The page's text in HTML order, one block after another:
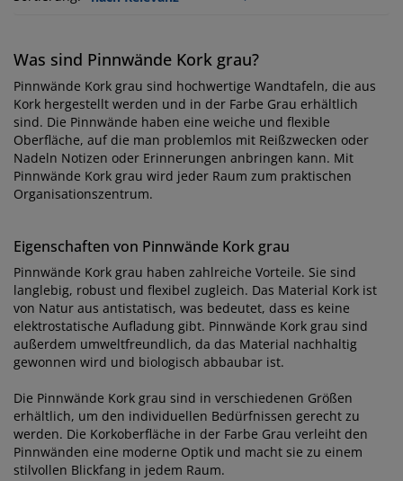
Was sind Pinnwände Kork grau?
Pinnwände Kork grau sind hochwertige Wandtafeln, die aus
Kork hergestellt werden und in der Farbe Grau erhältlich
sind. Die Pinnwände haben eine weiche und flexible
Oberfläche, auf die man problemlos mit Reißzwecken oder
Nadeln Notizen oder Erinnerungen anbringen kann. Mit
Pinnwände Kork grau wird jeder Raum zum praktischen
Organisationszentrum.
Eigenschaften von Pinnwände Kork grau
Pinnwände Kork grau haben zahlreiche Vorteile. Sie sind
langlebig, robust und flexibel zugleich. Das Material Kork ist
von Natur aus antistatisch, was bedeutet, dass es keine
elektrostatische Aufladung gibt. Pinnwände Kork grau sind
außerdem umweltfreundlich, da das Material nachhaltig
gewonnen wird und biologisch abbaubar ist.
Die Pinnwände Kork grau sind in verschiedenen Größen
erhältlich, um den individuellen Bedürfnissen gerecht zu
werden. Die Korkoberfläche in der Farbe Grau verleiht den
Pinnwänden eine moderne Optik und macht sie zu einem
stilvollen Blickfang in jedem Raum.